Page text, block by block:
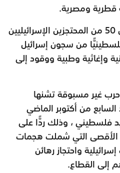
قطرية ومصرية.
ويتضمن الاتفاق الإفراج عن 50 من المحتجزين الإسرائيليين
150 أسيرًا فلسطينيًّا من سجون إسرائيل
وإغاثية وطبية ووقود إلى
غير مسبوقة تشنها
من أكتوبر الماضي
14 ألف شهيد فلسطيني ، وذلك ردًّا على
التي شملت هجمات
واحتجاز رهائن
إلى القطاع.